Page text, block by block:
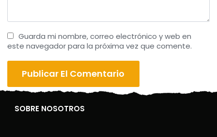
Guarda mi nombre, correo electrónico y web en
este navegador para la próxima vez que comente.
SOBRE NOSOTROS